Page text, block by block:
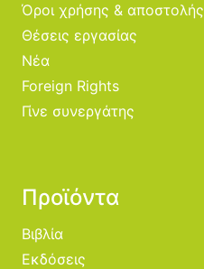
Όροι χρήσης & αποστολής
Θέσεις εργασίας
Νέα
Foreign Rights
Γίνε συνεργάτης
Προϊόντα
Βιβλία
Εκδόσεις